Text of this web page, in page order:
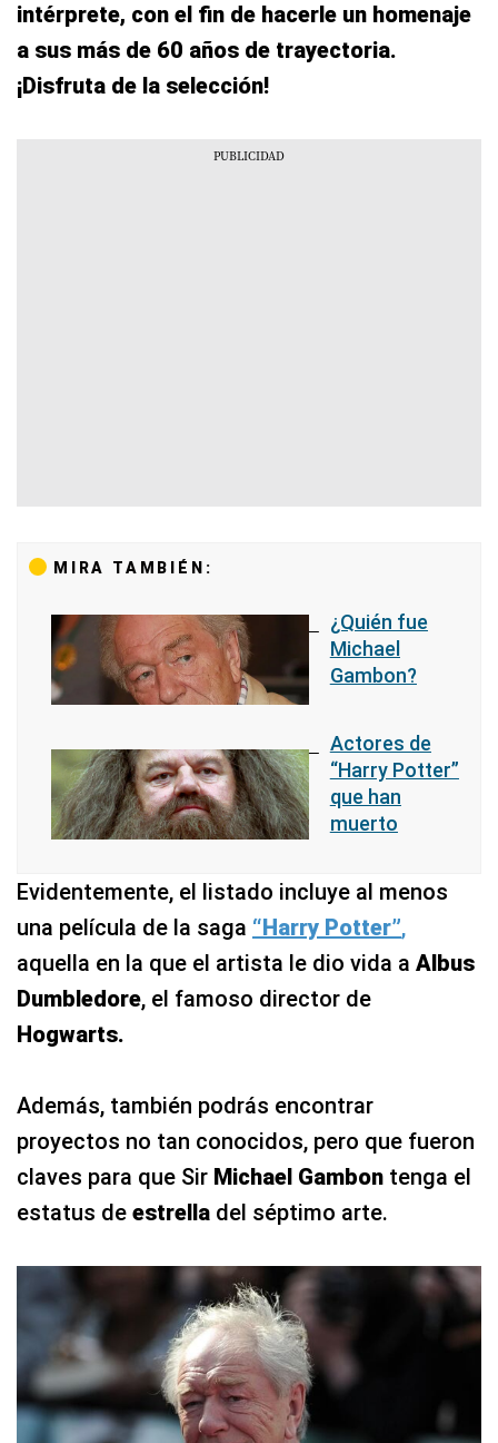
intérprete, con el fin de hacerle un homenaje
a sus más de 60 años de trayectoria.
¡Disfruta de la selección!
MIRA TAMBIÉN:
¿Quién fue
Michael
Gambon?
Actores de
“Harry Potter”
que han
muerto
Evidentemente, el listado incluye al menos
una película de la saga “Harry Potter”,
aquella en la que el artista le dio vida a Albus
Dumbledore, el famoso director de
Hogwarts.
Además, también podrás encontrar
proyectos no tan conocidos, pero que fueron
claves para que Sir Michael Gambon tenga el
estatus de estrella del séptimo arte.